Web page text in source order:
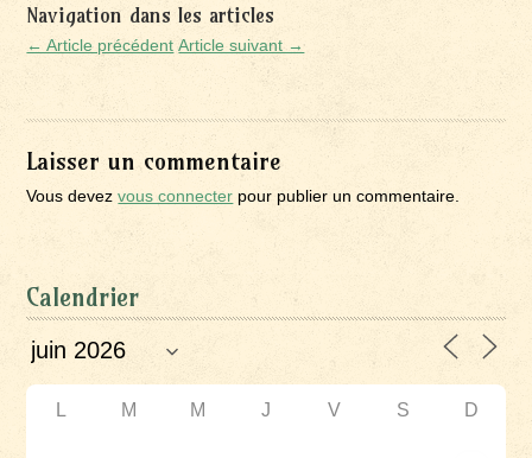
Navigation dans les articles
← Article précédent Article suivant →
Laisser un commentaire
Vous devezvous connecter pour publier un commentaire.
Calendrier
L M M J V S D